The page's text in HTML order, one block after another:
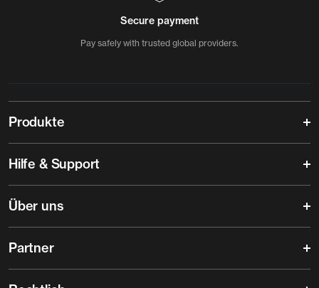
Secure payment
Pay safely with trusted global providers.
Produkte
Hilfe & Support
Über uns
Partner